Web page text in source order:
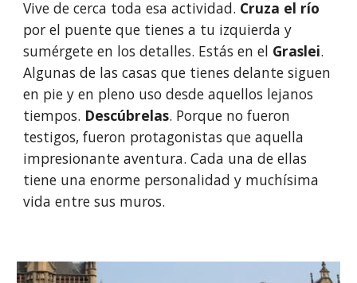
Vive de cerca toda esa actividad. Cruza el río
por el puente que tienes a tu izquierda y
sumérgete en los detalles. Estás en el Graslei.
Algunas de las casas que tienes delante siguen
en pie y en pleno uso desde aquellos lejanos
tiempos. Descúbrelas. Porque no fueron
testigos, fueron protagonistas que aquella
impresionante aventura. Cada una de ellas
tiene una enorme personalidad y muchísima
vida entre sus muros.